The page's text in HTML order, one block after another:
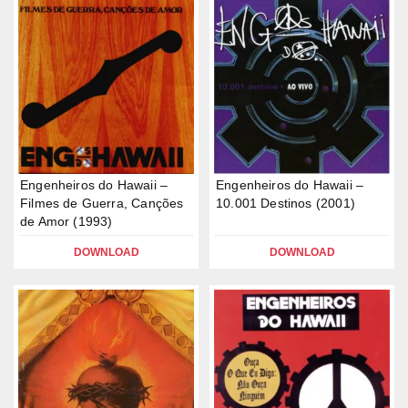
Engenheiros do Hawaii –
Filmes de Guerra, Canções
de Amor (1993)
DOWNLOAD
Engenheiros do Hawaii –
10.001 Destinos (2001)
DOWNLOAD